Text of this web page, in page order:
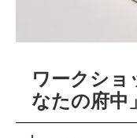
ワークショ
なたの府中」